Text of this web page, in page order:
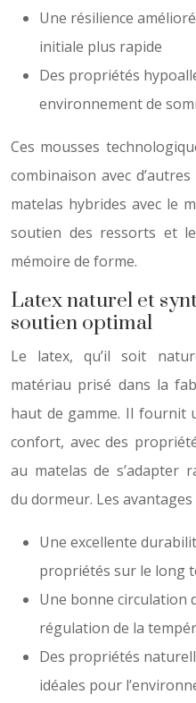
Une résilience
initiale plus rapide
Des propriétés
environnement de
Ces mousses
combinaison avec
matelas hybrides avec le
soutien des ressorts et
mémoire de forme.
Latex naturel et
soutien optimal
Le latex, qu’il soit
matériau prisé dans la
haut de gamme. Il fournit
confort, avec des
au matelas de s’adapter
du dormeur. Les
Une excellente
propriétés sur le long
Une bonne circulation
régulation de la
Des propriétés
idéales pour